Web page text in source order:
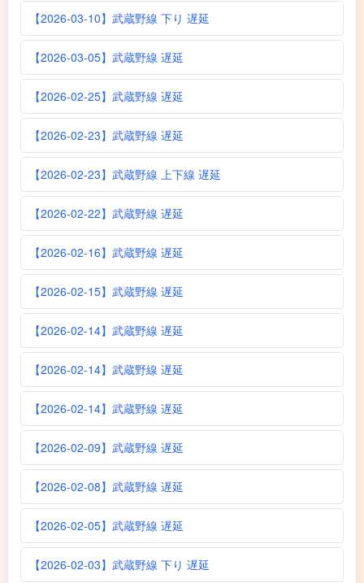
【2026-03-10】武蔵野線 下り 遅延
【2026-03-05】武蔵野線 遅延
【2026-02-25】武蔵野線 遅延
【2026-02-23】武蔵野線 遅延
【2026-02-23】武蔵野線 上下線 遅延
【2026-02-22】武蔵野線 遅延
【2026-02-16】武蔵野線 遅延
【2026-02-15】武蔵野線 遅延
【2026-02-14】武蔵野線 遅延
【2026-02-14】武蔵野線 遅延
【2026-02-14】武蔵野線 遅延
【2026-02-09】武蔵野線 遅延
【2026-02-08】武蔵野線 遅延
【2026-02-05】武蔵野線 遅延
【2026-02-03】武蔵野線 下り 遅延